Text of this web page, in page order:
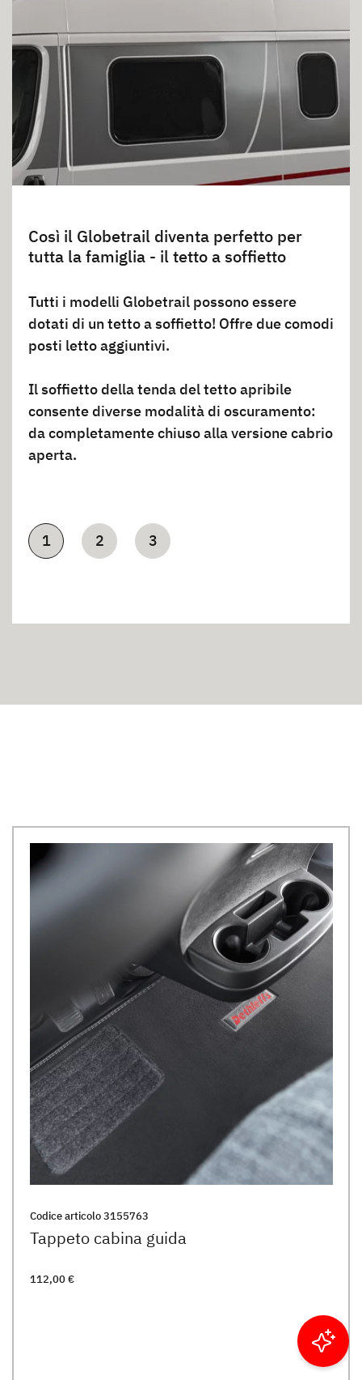
Così il Globetrail diventa perfetto per
tutta la famiglia - il tetto a soffietto
Tutti i modelli Globetrail possono essere
dotati di un tetto a soffietto! Offre due comodi
posti letto aggiuntivi.
Il soffietto della tenda del tetto apribile
consente diverse modalità di oscuramento:
da completamente chiuso alla versione cabrio
aperta.
1 2 3
Codice articolo3155763
Tappeto cabina guida
112,00 €